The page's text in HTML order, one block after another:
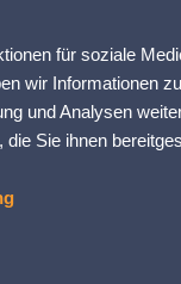
für soziale
wir Informationen
und Analysen
Sie ihnen